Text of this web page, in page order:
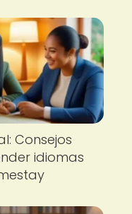
Consejos
idiomas